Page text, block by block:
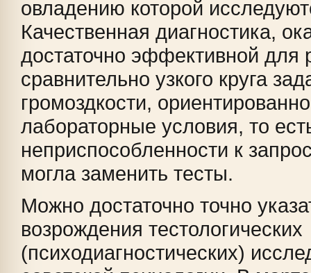
овладению которой
Качественная диагностика,
достаточно эффективной для
сравнительно узкого круга
громоздкости,
лабораторные условия, то
неприспособленности к
могла заменить тесты.
Можно достаточно точно
возрождения тестологических
(психодиагностических)